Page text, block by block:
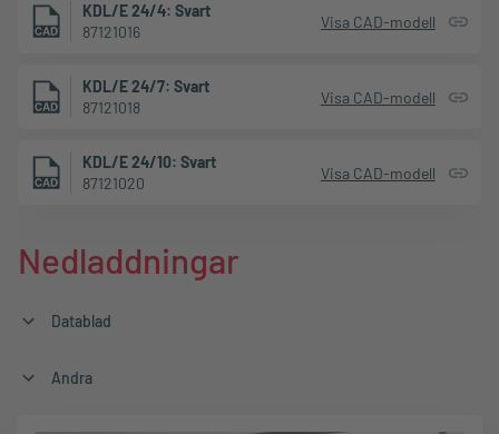
KDL/E 24/4: Svart
87121016
Visa CAD-modell
KDL/E 24/7: Svart
87121018
Visa CAD-modell
KDL/E 24/10: Svart
87121020
Visa CAD-modell
Nedladdningar
Datablad
Andra